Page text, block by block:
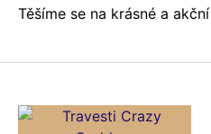
Těšíme se na krásné a